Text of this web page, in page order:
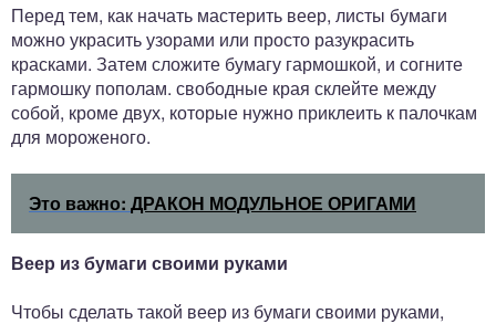
Перед тем, как начать мастерить веер, листы бумаги
можно украсить узорами или просто разукрасить
красками. Затем сложите бумагу гармошкой, и согните
гармошку пополам. свободные края склейте между
собой, кроме двух, которые нужно приклеить к палочкам
для мороженого.
Это важно: ДРАКОН МОДУЛЬНОЕ ОРИГАМИ
Веер из бумаги своими руками
Чтобы сделать такой веер из бумаги своими руками,